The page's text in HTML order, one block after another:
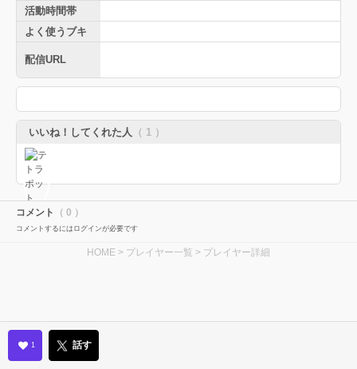
活動時間帯
よく使うブキ
配信URL
いいね！してくれた人 （ 1 ）
コメント （ 0 ）
コメントするにはログインが必要です
HOME > プレイヤー一覧 > プレイヤー詳細
1 話す